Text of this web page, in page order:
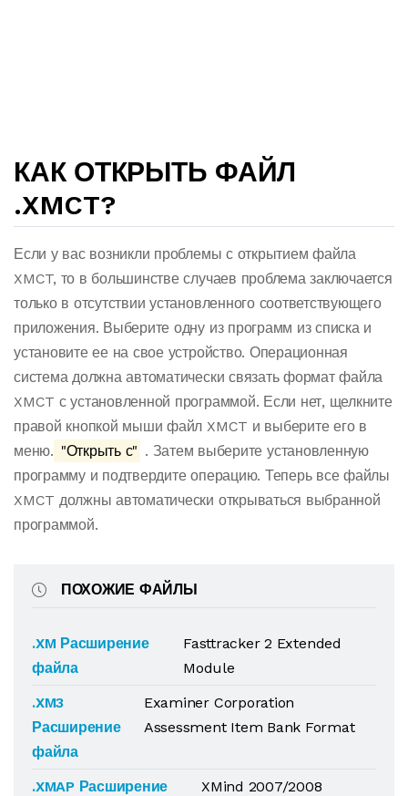
КАК ОТКРЫТЬ ФАЙЛ
.XMCT?
Если у вас возникли проблемы с открытием файла
XMCT, то в большинстве случаев проблема заключается
только в отсутствии установленного соответствующего
приложения. Выберите одну из программ из списка и
установите ее на свое устройство. Операционная
система должна автоматически связать формат файла
XMCT с установленной программой. Если нет, щелкните
правой кнопкой мыши файл XMCT и выберите его в
меню. "Открыть с" . Затем выберите установленную
программу и подтвердите операцию. Теперь все файлы
XMCT должны автоматически открываться выбранной
программой.
ПОХОЖИЕ ФАЙЛЫ
.XM Расширение
файла
Fasttracker 2 Extended
Module
.XM3
Расширение
файла
Examiner Corporation
Assessment Item Bank Format
.XMAP Расширение
XMind 2007/2008